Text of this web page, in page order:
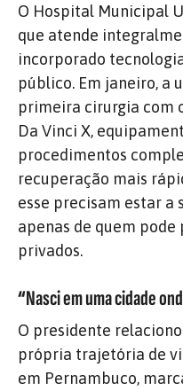
O Hospital Municipal
que atende
incorporado
público. Em janeiro, a
primeira cirurgia com
Da Vinci X,
procedimentos
recuperação mais
esse precisam estar a
apenas de quem
privados.
“Nasci em uma cidade
O presidente
própria trajetória de
em Pernambuco,